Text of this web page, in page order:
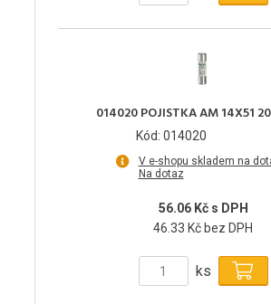
014020 POJISTKA AM 14X51
Kód: 014020
V e-shopu skladem na
Na dotaz
56.06 Kč s DPH
46.33 Kč bez DPH
ks